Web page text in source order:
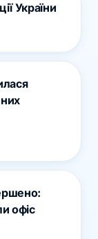
України
офіс